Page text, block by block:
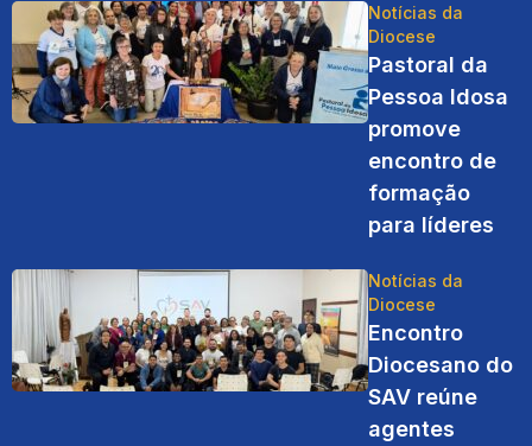
Notícias da
Diocese
Pastoral da
Pessoa Idosa
promove
encontro de
formação
para líderes
Notícias da
Diocese
Encontro
Diocesano do
SAV reúne
agentes